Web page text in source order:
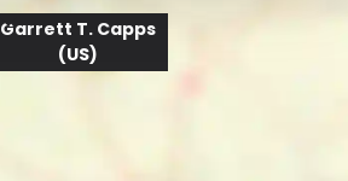
Garrett T. Capps
(US)